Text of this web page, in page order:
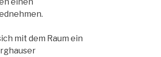
mit dem Raum ein